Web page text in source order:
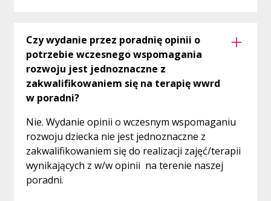
Czy wydanie przez poradnię opinii o
potrzebie wczesnego wspomagania
rozwoju jest jednoznaczne z
zakwalifikowaniem się na terapię wwrd
w poradni?
Nie. Wydanie opinii o wczesnym wspomaganiu
rozwoju dziecka nie jest jednoznaczne z
zakwalifikowaniem się do realizacji zajęć/terapii
wynikających z w/w opinii na terenie naszej
poradni.